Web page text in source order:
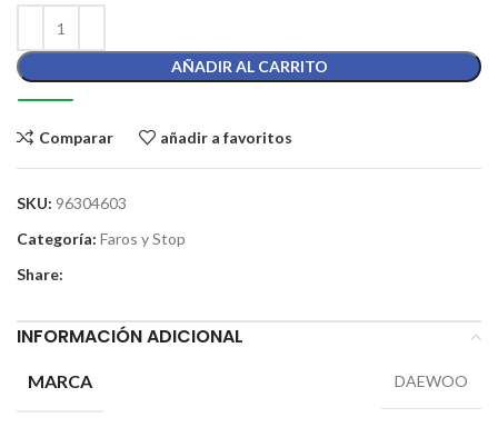
AÑADIR AL CARRITO
Comparar añadir a favoritos
SKU: 96304603
Categoría: Faros y Stop
Share:
INFORMACIÓN ADICIONAL
MARCA DAEWOO